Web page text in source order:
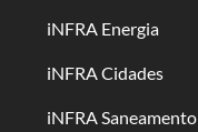
iNFRA Energia
iNFRA Cidades
iNFRA Saneamento